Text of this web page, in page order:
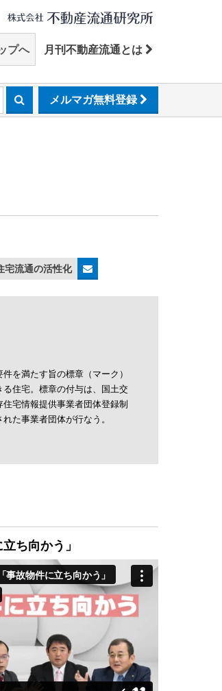
プへ 月刊不動産流通とは
メルマガ無料登録
宅流通の活性化
を満たす旨の標章（マーク）
住宅。標章の付与は、国土交
宅情報提供事業者団体登録制
た事業者団体が行なう。
ち向かう」